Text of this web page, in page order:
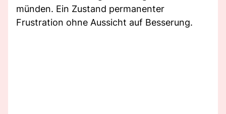
münden. Ein Zustand permanenter
Frustration ohne Aussicht auf Besserung.